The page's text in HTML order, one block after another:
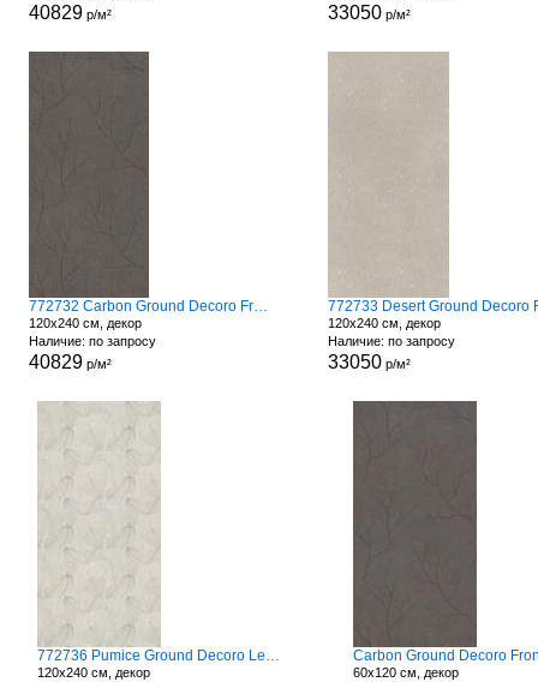
40829р/м² 33050р/м²
772732 Carbon Ground Decoro Fronds A
120x240 см, декор
Наличие: по запросу
40829р/м²
120x240 см, декор
Наличие: по запросу
33050р/м²
772736 Pumice Ground Decoro Leaves
120x240 см, декор
Carbon Ground Decoro
60x120 см, декор